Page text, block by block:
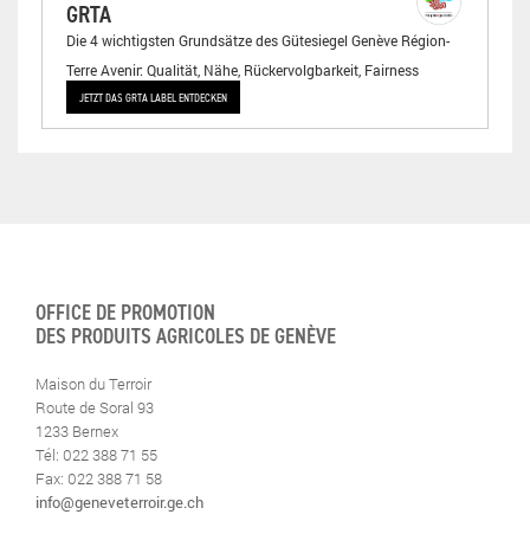
GRTA
Die 4 wichtigsten Grundsätze des Gütesiegel Genève Région-
Terre Avenir: Qualität, Nähe, Rückervolgbarkeit, Fairness
JETZT DAS GRTA LABEL ENTDECKEN
OFFICE DE PROMOTION
DES PRODUITS AGRICOLES DE GENÈVE
Maison du Terroir
Route de Soral 93
1233 Bernex
Tél: 022 388 71 55
Fax: 022 388 71 58
info@geneveterroir.ge.ch